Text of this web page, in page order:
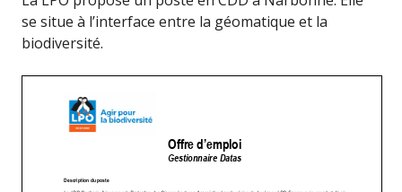
se situe à l’interface entre la géomatique et la
biodiversité.